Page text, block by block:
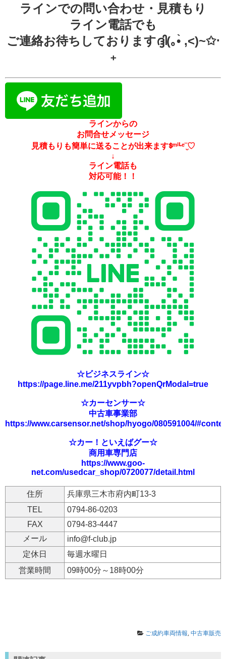
ラインでの問い合わせ・見積もり
ライン電話でも
ご連絡お待ちしておりますദ്ദി(｡•̀ ,<)~✩‧
₊
ラインからの
お問合せメッセージ
見積もりも簡単に送ることが出来ますᙚᵐⁱᒻᵉ¨̮♡
↓
ライン電話も
対応可能！！
☆ビジネスライン☆
https://page.line.me/211yvpbh?openQrModal=true
☆カーセンサー☆
中古車事業部
https://www.carsensor.net/shop/hyogo/080591004/
☆カー！といえばグー☆
商用車専門店
https://www.goo-
net.com/usedcar_shop/0720077/detail.html
住所
兵庫県三木市府内町13-3
TEL
0794-86-0203
FAX
0794-83-4447
メール
info@f-club.jp
定休日
毎週水曜日
営業時間
09時00分～18時00分
ご成約車両情報 中古車販売